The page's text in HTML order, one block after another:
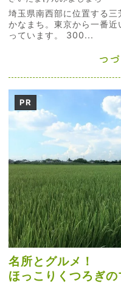
埼玉県南西部に位置する
かなまち。東京から一番
っています。 300...
つ
PR
名所とグルメ！
ほっこりくつろぎの